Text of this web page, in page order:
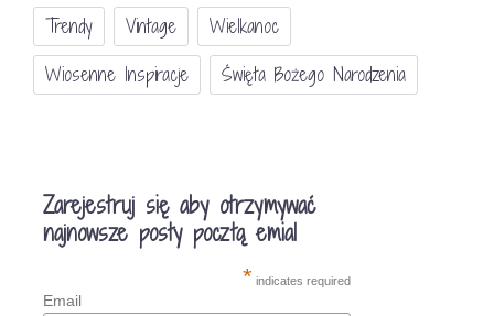
Trendy
Vintage
Wielkanoc
Wiosenne Inspiracje
Święta Bożego Narodzenia
Zarejestruj się aby otrzymywać
najnowsze posty pocztą emial
* indicates required
Email